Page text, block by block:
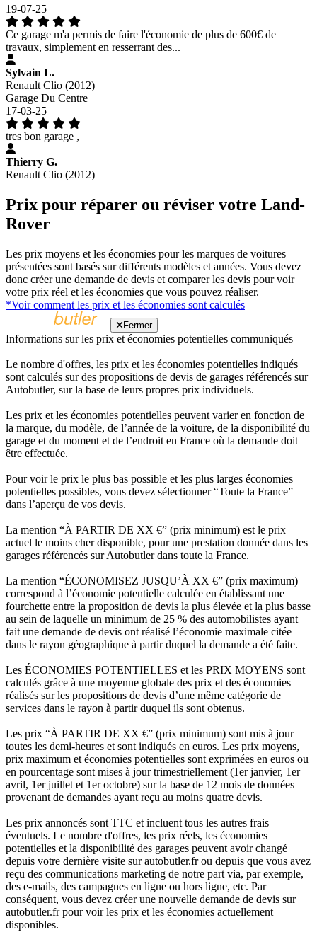
19-07-25
Ce garage m'a permis de faire l'économie de plus de 600€ de
travaux, simplement en resserrant des...
Sylvain L.
Renault Clio (2012)
Garage Du Centre
17-03-25
tres bon garage ,
Thierry G.
Renault Clio (2012)
Prix pour réparer ou réviser votre Land-
Rover
Les prix moyens et les économies pour les marques de voitures
présentées sont basés sur différents modèles et années. Vous devez
donc créer une demande de devis et comparer les devis pour voir
votre prix réel et les économies que vous pouvez réaliser.
*Voir comment les prix et les économies sont calculés
Fermer
Informations sur les prix et économies potentielles communiqués
Le nombre d'offres, les prix et les économies potentielles indiqués
sont calculés sur des propositions de devis de garages référencés sur
Autobutler, sur la base de leurs propres prix individuels.
Les prix et les économies potentielles peuvent varier en fonction de
la marque, du modèle, de l’année de la voiture, de la disponibilité du
garage et du moment et de l’endroit en France où la demande doit
être effectuée.
Pour voir le prix le plus bas possible et les plus larges économies
potentielles possibles, vous devez sélectionner “Toute la France”
dans l’aperçu de vos devis.
La mention “À PARTIR DE XX €” (prix minimum) est le prix
actuel le moins cher disponible, pour une prestation donnée dans les
garages référencés sur Autobutler dans toute la France.
La mention “ÉCONOMISEZ JUSQU’À XX €” (prix maximum)
correspond à l’économie potentielle calculée en établissant une
fourchette entre la proposition de devis la plus élevée et la plus basse
au sein de laquelle un minimum de 25 % des automobilistes ayant
fait une demande de devis ont réalisé l’économie maximale citée
dans le rayon géographique à partir duquel la demande a été faite.
Les ÉCONOMIES POTENTIELLES et les PRIX MOYENS sont
calculés grâce à une moyenne globale des prix et des économies
réalisés sur les propositions de devis d’une même catégorie de
services dans le rayon à partir duquel ils sont obtenus.
Les prix “À PARTIR DE XX €” (prix minimum) sont mis à jour
toutes les demi-heures et sont indiqués en euros. Les prix moyens,
prix maximum et économies potentielles sont exprimées en euros ou
en pourcentage sont mises à jour trimestriellement (1er janvier, 1er
avril, 1er juillet et 1er octobre) sur la base de 12 mois de données
provenant de demandes ayant reçu au moins quatre devis.
Les prix annoncés sont TTC et incluent tous les autres frais
éventuels. Le nombre d'offres, les prix réels, les économies
potentielles et la disponibilité des garages peuvent avoir changé
depuis votre dernière visite sur autobutler.fr ou depuis que vous avez
reçu des communications marketing de notre part via, par exemple,
des e-mails, des campagnes en ligne ou hors ligne, etc. Par
conséquent, vous devez créer une nouvelle demande de devis sur
autobutler.fr pour voir les prix et les économies actuellement
disponibles.